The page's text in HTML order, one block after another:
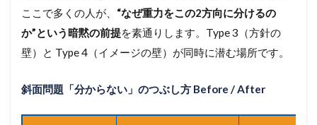
ここで多くの人が、 “なぜ重力をこの2方向に分けるの
か”という暗黙の前提を素通りします。Type 3（方針の
壁）と Type 4（イメージの壁）が同時に潜む場所です。
斜面問題「分からない」のつぶし方 Before / After